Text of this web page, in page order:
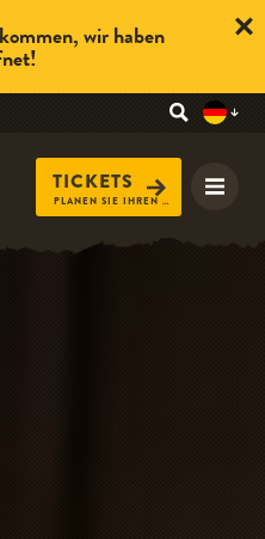
TICKETS
PLANEN SIE IHREN BESUCH
wir haben